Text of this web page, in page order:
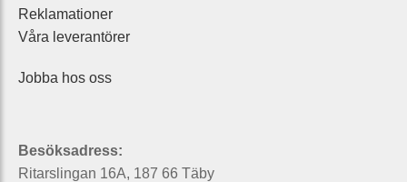
Reklamationer
Våra leverantörer
Jobba hos oss
Besöksadress:
Ritarslingan 16A, 187 66 Täby